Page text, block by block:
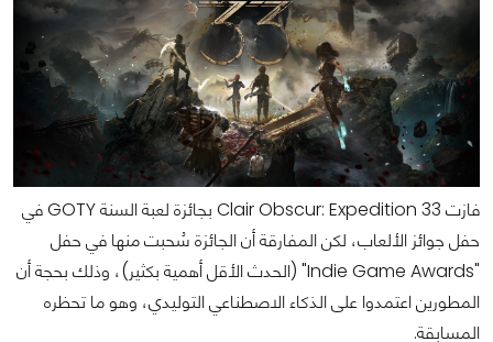
فازت Clair Obscur: Expedition 33 بجائزة لعبة السنة GOTY في
حفل جوائز الألعاب، لكن المفارقة أن الجائزة سُحبت منها في حفل
"Indie Game Awards" (الحدث الأقل أهمية بكثير)، وذلك بحجة أن
المطورين اعتمدوا على الذكاء الاصطناعي التوليدي، وهو ما تحظره
المسابقة.